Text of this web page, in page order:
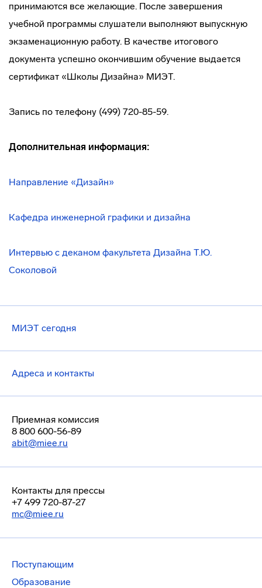
принимаются все желающие. После завершения
учебной программы слушатели выполняют выпускную
экзаменационную работу. В качестве итогового
документа успешно окончившим обучение выдается
сертификат «Школы Дизайна» МИЭТ.
Запись по телефону (499) 720-85-59.
Дополнительная информация:
Направление «Дизайн»
Кафедра инженерной графики и дизайна
Интервью с деканом факультета Дизайна Т.Ю.
Соколовой
МИЭТ сегодня
Адреса и контакты
Приемная комиссия
8 800 600-56-89
abit@miee.ru
Контакты для прессы
+7 499 720-87-27
mc@miee.ru
Поступающим
Образование